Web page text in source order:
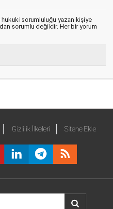
hukuki sorumluluğu yazan kişiye
sorumlu değildir. Her bir yorum
Gizlilik İlkeleri Sitene Ekle